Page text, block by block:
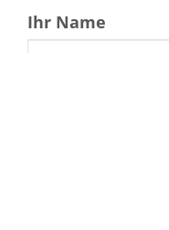
Ihr Name